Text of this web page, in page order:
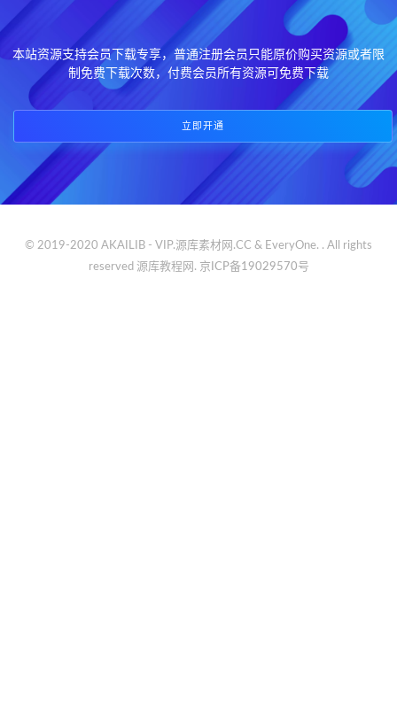
本站资源支持会员下载专享，普通注册会员只能原价购买资源或者限
制免费下载次数，付费会员所有资源可免费下载
立即开通
© 2019-2020 AKAILIB - VIP.源库素材网.CC & EveryOne. . All rights
reserved 源库教程网. 京ICP备19029570号